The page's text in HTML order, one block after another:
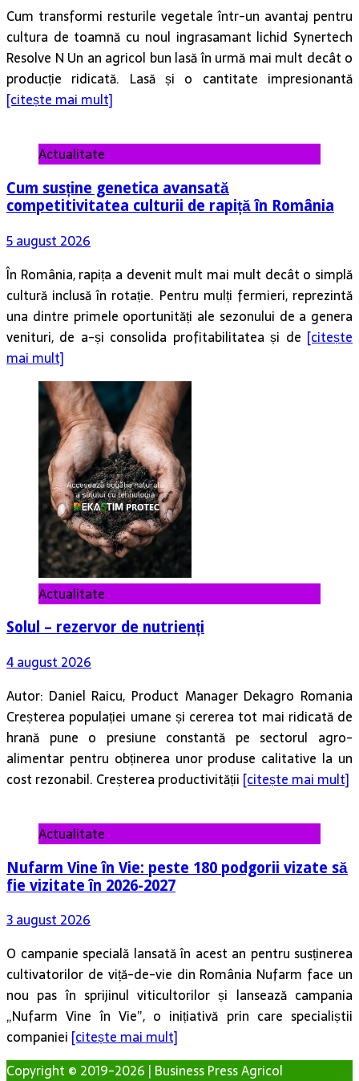
Cum transformi resturile vegetale într-un avantaj pentru
cultura de toamnă cu noul ingrasamant lichid Synertech
Resolve N Un an agricol bun lasă în urmă mai mult decât o
producție ridicată. Lasă și o cantitate impresionantă
[citește mai mult]
Actualitate
Cum susține genetica avansată
competitivitatea culturii de rapiță în România
5 august 2026
În România, rapița a devenit mult mai mult decât o simplă
cultură inclusă în rotație. Pentru mulți fermieri, reprezintă
una dintre primele oportunități ale sezonului de a genera
venituri, de a-și consolida profitabilitatea și de [citește
mai mult]
Actualitate
Solul – rezervor de nutrienți
4 august 2026
Autor: Daniel Raicu, Product Manager Dekagro Romania
Creșterea populației umane și cererea tot mai ridicată de
hrană pune o presiune constantă pe sectorul agro-
alimentar pentru obținerea unor produse calitative la un
cost rezonabil. Creșterea productivității [citește mai mult]
Actualitate
Nufarm Vine în Vie: peste 180 podgorii vizate să
fie vizitate în 2026-2027
3 august 2026
O campanie specială lansată în acest an pentru susținerea
cultivatorilor de viță-de-vie din România Nufarm face un
nou pas în sprijinul viticultorilor și lansează campania
„Nufarm Vine în Vie”, o inițiativă prin care specialiștii
companiei [citește mai mult]
Copyright © 2019-2026 | Business Press Agricol